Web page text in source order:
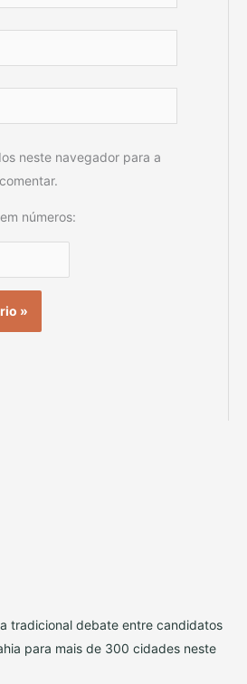
neste navegador para a
números:
tradicional debate entre candidatos
para mais de 300 cidades neste